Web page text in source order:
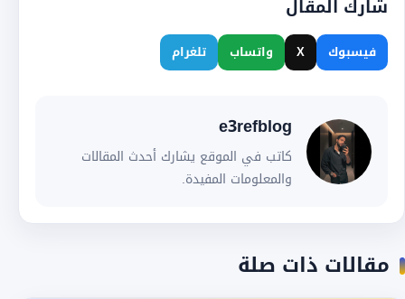
شارك المقال
فيسبوك X واتساب تلغرام
e3refblog
كاتب في الموقع يشارك أحدث المقالات
والمعلومات المفيدة.
مقالات ذات صلة